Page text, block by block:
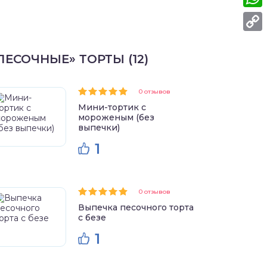
ТОРТЫ (12)
0 отзывов
Мини-тортик с
мороженым (без
выпечки)
1
0 отзывов
Выпечка песочного торта
с безе
1